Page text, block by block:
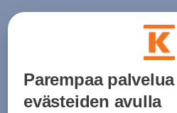
Parempaa palvelua
evästeiden avulla